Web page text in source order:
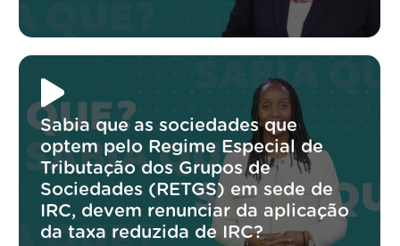
Sabia que as sociedades que
optem pelo Regime Especial de
Tributação dos Grupos de
Sociedades (RETGS) em sede de
IRC, devem renunciar da aplicação
da taxa reduzida de IRC?